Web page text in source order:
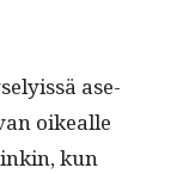
ase­
oikealle
kun